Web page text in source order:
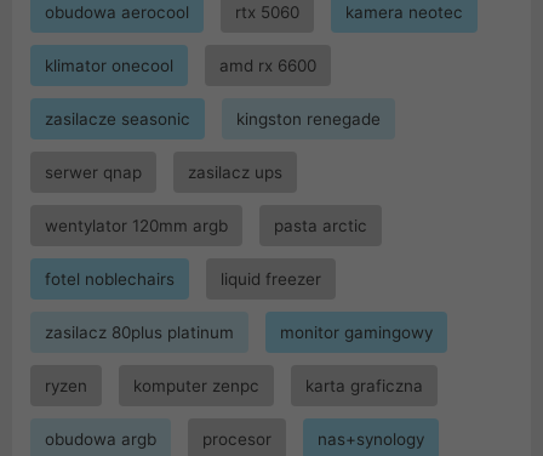
obudowa aerocool rtx 5060 kamera neotec
klimator onecool amd rx 6600
zasilacze seasonic kingston renegade
serwer qnap zasilacz ups
wentylator 120mm argb pasta arctic
fotel noblechairs liquid freezer
zasilacz 80plus platinum monitor gamingowy
ryzen komputer zenpc karta graficzna
obudowa argb procesor nas+synology